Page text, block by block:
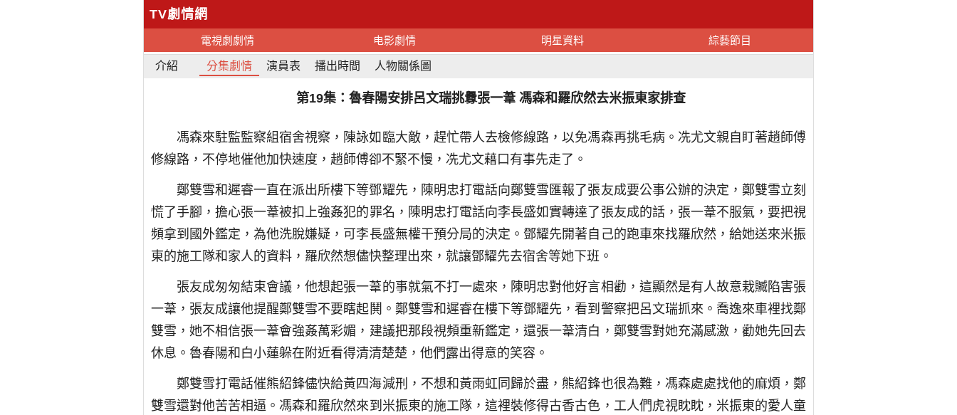
TV劇情網
電視劇劇情 电影劇情 明星資料 綜藝節目
介紹 分集劇情 演員表 播出時間 人物關係圖
第19集：魯春陽安排呂文瑞挑釁張一葦 馮森和羅欣然去米振東家排查
馮森來駐監監察組宿舍視察，陳詠如臨大敵，趕忙帶人去檢修線路，以免馮森再挑毛病。冼尤文親自盯著趙師傅
修線路，不停地催他加快速度，趙師傅卻不緊不慢，冼尤文藉口有事先走了。
鄭雙雪和遲睿一直在派出所樓下等鄧耀先，陳明忠打電話向鄭雙雪匯報了張友成要公事公辦的決定，鄭雙雪立刻
慌了手腳，擔心張一葦被扣上強姦犯的罪名，陳明忠打電話向李長盛如實轉達了張友成的話，張一葦不服氣，要把視
頻拿到國外鑑定，為他洗脫嫌疑，可李長盛無權干預分局的決定。鄧耀先開著自己的跑車來找羅欣然，給她送來米振
東的施工隊和家人的資料，羅欣然想儘快整理出來，就讓鄧耀先去宿舍等她下班。
張友成匆匆結束會議，他想起張一葦的事就氣不打一處來，陳明忠對他好言相勸，這顯然是有人故意栽贓陷害張
一葦，張友成讓他提醒鄭雙雪不要瞎起鬨。鄭雙雪和遲睿在樓下等鄧耀先，看到警察把呂文瑞抓來。喬逸來車裡找鄭
雙雪，她不相信張一葦會強姦萬彩媚，建議把那段視頻重新鑑定，還張一葦清白，鄭雙雪對她充滿感激，勸她先回去
休息。魯春陽和白小蓮躲在附近看得清清楚楚，他們露出得意的笑容。
鄭雙雪打電話催熊紹鋒儘快給黃四海減刑，不想和黃雨虹同歸於盡，熊紹鋒也很為難，馮森處處找他的麻煩，鄭
雙雪還對他苦苦相逼。馮森和羅欣然來到米振東的施工隊，這裡裝修得古香古色，工人們虎視眈眈，米振東的愛人童